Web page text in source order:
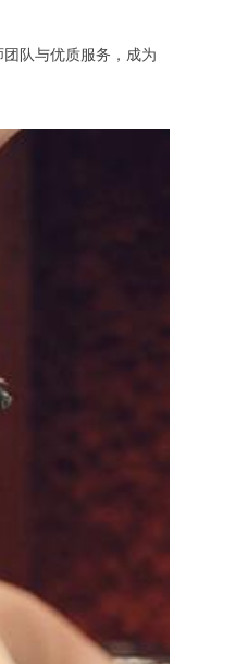
队与优质服务，成为